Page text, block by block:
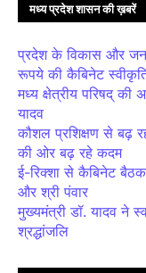
मध्य प्रदेश शासन की ख़बरें
प्रदेश के विकास और
रूपये की कैबिनेट
मध्य क्षेत्रीय परिषद्
यादव
कौशल प्रशिक्षण से बढ़
की ओर बढ़ रहे कदम
ई-रिक्शा से कैबिनेट
और श्री पंवार
मुख्यमंत्री डॉ. यादव ने
श्रद्धांजलि